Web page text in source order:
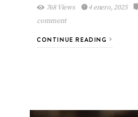
768 Views 4 enero, 2025
comment
CONTINUE READING